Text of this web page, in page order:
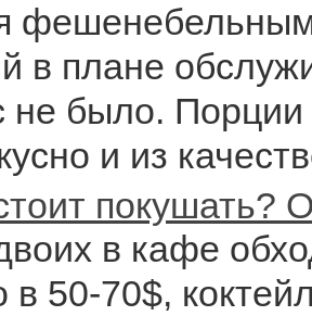
в плане
не было.
и из
покушать?
в кафе
в 50-70$,